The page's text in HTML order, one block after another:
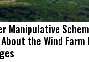
Manipulative
the Wind Farm